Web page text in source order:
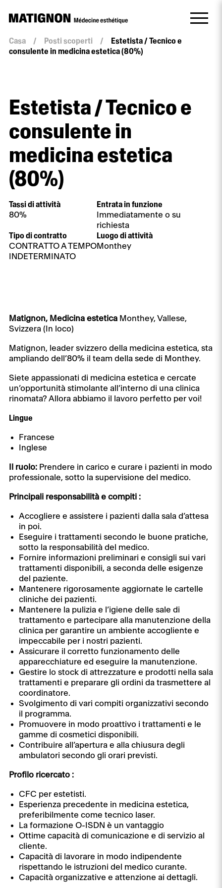
Casa / Posti scoperti /
Estetista / Tecnico e
consulente in medicina estetica (80%)
Estetista / Tecnico e
consulente in
medicina estetica
(80%)
Tassi di attività
80%
Entrata in funzione
Immediatamente o su
richiesta
Tipo di contratto
CONTRATTO A TEMPO
INDETERMINATO
Luogo di attività
Monthey
Matignon, Medicina estetica Monthey, Vallese,
Svizzera (In loco)
Matignon, leader svizzero della medicina estetica, sta
ampliando dell’80% il team della sede di Monthey.
Siete appassionati di medicina estetica e cercate
un’opportunità stimolante all’interno di una clinica
rinomata? Allora abbiamo il lavoro perfetto per voi!
Lingue
Francese
Inglese
Il ruolo:Prendere in carico e curare i pazienti in modo
professionale, sotto la supervisione del medico.
Principali responsabilità e compiti :
Accogliere e assistere i pazienti dalla sala d’attesa
in poi.
Eseguire i trattamenti secondo le buone pratiche,
sotto la responsabilità del medico.
Fornire informazioni preliminari e consigli sui vari
trattamenti disponibili, a seconda delle esigenze
del paziente.
Mantenere rigorosamente aggiornate le cartelle
cliniche dei pazienti.
Mantenere la pulizia e l’igiene delle sale di
trattamento e partecipare alla manutenzione della
clinica per garantire un ambiente accogliente e
impeccabile per i nostri pazienti.
Assicurare il corretto funzionamento delle
apparecchiature ed eseguire la manutenzione.
Gestire lo stock di attrezzature e prodotti nella sala
trattamenti e preparare gli ordini da trasmettere al
coordinatore.
Svolgimento di vari compiti organizzativi secondo
il programma.
Promuovere in modo proattivo i trattamenti e le
gamme di cosmetici disponibili.
Contribuire all’apertura e alla chiusura degli
ambulatori secondo gli orari previsti.
Profilo ricercato :
CFC per estetisti.
Esperienza precedente in medicina estetica,
preferibilmente come tecnico laser.
La formazione O-ISDN è un vantaggio
Ottime capacità di comunicazione e di servizio al
cliente.
Capacità di lavorare in modo indipendente
rispettando le istruzioni del medico curante.
Capacità organizzative e attenzione ai dettagli.